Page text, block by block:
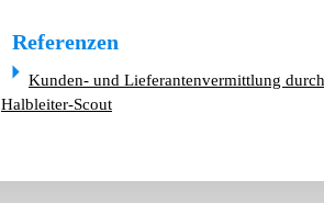
Referenzen
Kunden- und Lieferantenvermittlung durch
Halbleiter-Scout